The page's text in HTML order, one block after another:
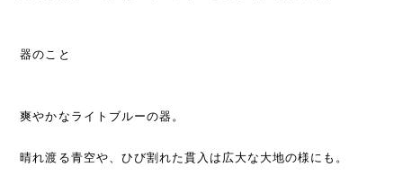
器のこと
爽やかなライトブルーの器。
晴れ渡る青空や、ひび割れた貫入は広大な大地の様にも。